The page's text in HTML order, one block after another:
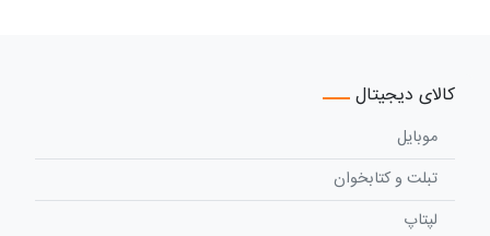
کالای دیجیتال
موبایل
تبلت و کتابخوان
لپتاپ